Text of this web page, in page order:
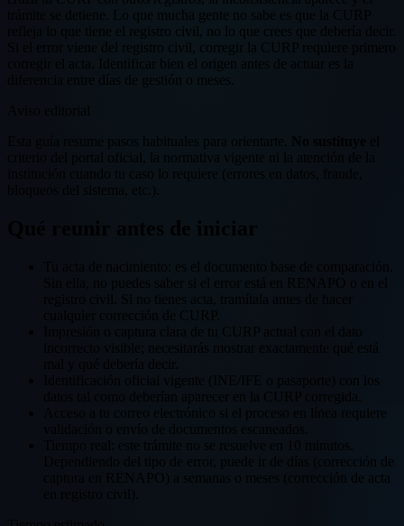
trámite se detiene. Lo que mucha gente no sabe es que la CURP
refleja lo que tiene el registro civil, no lo que crees que debería decir.
Si el error viene del registro civil, corregir la CURP requiere primero
corregir el acta. Identificar bien el origen antes de actuar es la
diferencia entre días de gestión o meses.
Esta guía resume pasos habituales para orientarte.
criterio del portal oficial, la normativa vigente ni la atención de la
institución cuando tu caso lo requiere (errores en datos, fraude,
Qué reunir antes de iniciar
Tu acta de nacimiento: es el documento base de comparación.
Sin ella, no puedes saber si el error está en RENAPO o en el
incorrecto visible; necesitarás mostrar exactamente qué está
Identificación oficial vigente (INE/IFE o pasaporte) con los
datos tal como deberían aparecer en la CURP corregida.
Acceso a tu correo electrónico si el proceso en línea requiere
Tiempo real: este trámite no se resuelve en 10 minutos.
Dependiendo del tipo de error, puede ir de días (corrección de
captura en RENAPO) a semanas o meses (corrección de acta